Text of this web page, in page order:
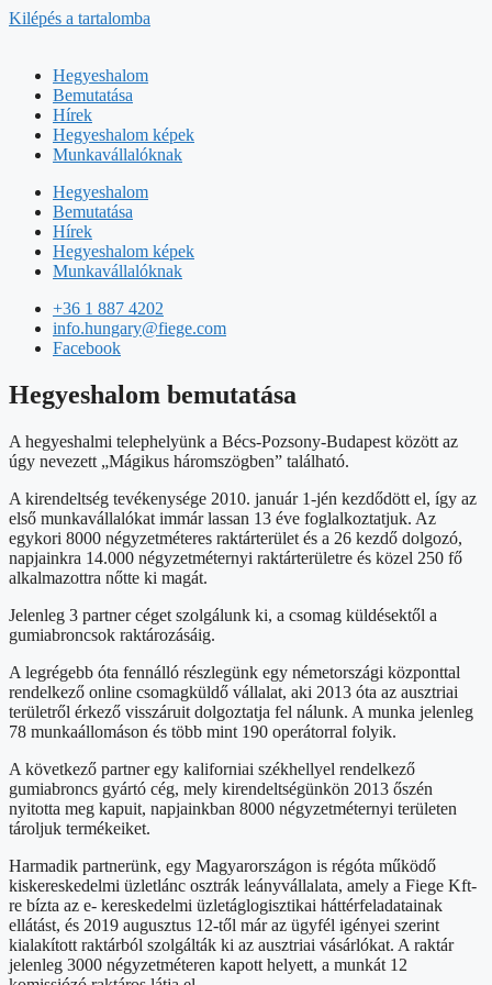
Kilépés a tartalomba
Hegyeshalom
Bemutatása
Hírek
Hegyeshalom képek
Munkavállalóknak
Hegyeshalom
Bemutatása
Hírek
Hegyeshalom képek
Munkavállalóknak
+36 1 887 4202
info.hungary@fiege.com
Facebook
Hegyeshalom bemutatása
A hegyeshalmi telephelyünk a Bécs-Pozsony-Budapest között az
úgy nevezett „Mágikus háromszögben” található.
A kirendeltség tevékenysége 2010. január 1-jén kezdődött el, így az
első munkavállalókat immár lassan 13 éve foglalkoztatjuk. Az
egykori 8000 négyzetméteres raktárterület és a 26 kezdő dolgozó,
napjainkra 14.000 négyzetméternyi raktárterületre és közel 250 fő
alkalmazottra nőtte ki magát.
Jelenleg 3 partner céget szolgálunk ki, a csomag küldésektől a
gumiabroncsok raktározásáig.
A legrégebb óta fennálló részlegünk egy németországi központtal
rendelkező online csomagküldő vállalat, aki 2013 óta az ausztriai
területről érkező visszáruit dolgoztatja fel nálunk. A munka jelenleg
78 munkaállomáson és több mint 190 operátorral folyik.
A következő partner egy kaliforniai székhellyel rendelkező
gumiabroncs gyártó cég, mely kirendeltségünkön 2013 őszén
nyitotta meg kapuit, napjainkban 8000 négyzetméternyi területen
tároljuk termékeiket.
Harmadik partnerünk, egy Magyarországon is régóta működő
kiskereskedelmi üzletlánc osztrák leányvállalata, amely a Fiege Kft-
re bízta az e- kereskedelmi üzletáglogisztikai háttérfeladatainak
ellátást, és 2019 augusztus 12-től már az ügyfél igényei szerint
kialakított raktárból szolgálták ki az ausztriai vásárlókat. A raktár
jelenleg 3000 négyzetméteren kapott helyett, a munkát 12